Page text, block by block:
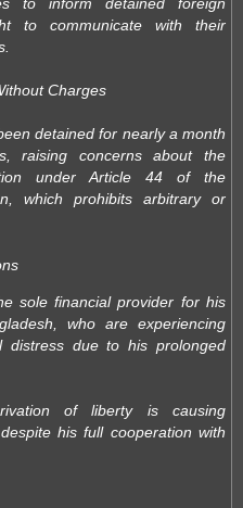
to inform detained foreign
to communicate with their
Charges
detained for nearly a month
raising concerns about the
under Article 44 of the
which prohibits arbitrary or
sole financial provider for his
who are experiencing
distress due to his prolonged
of liberty is causing
his full cooperation with